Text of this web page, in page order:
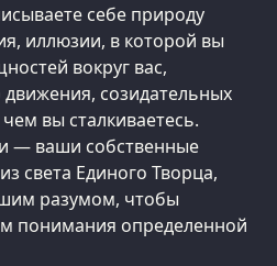
себе природу
иллюзии, в которой вы
вокруг вас,
созидательных
вы сталкиваетесь.
— ваши собственные
света Единого Творца,
разумом, чтобы
понимания определенной